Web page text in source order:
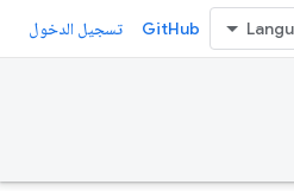
GitHub تسجيل الدخول